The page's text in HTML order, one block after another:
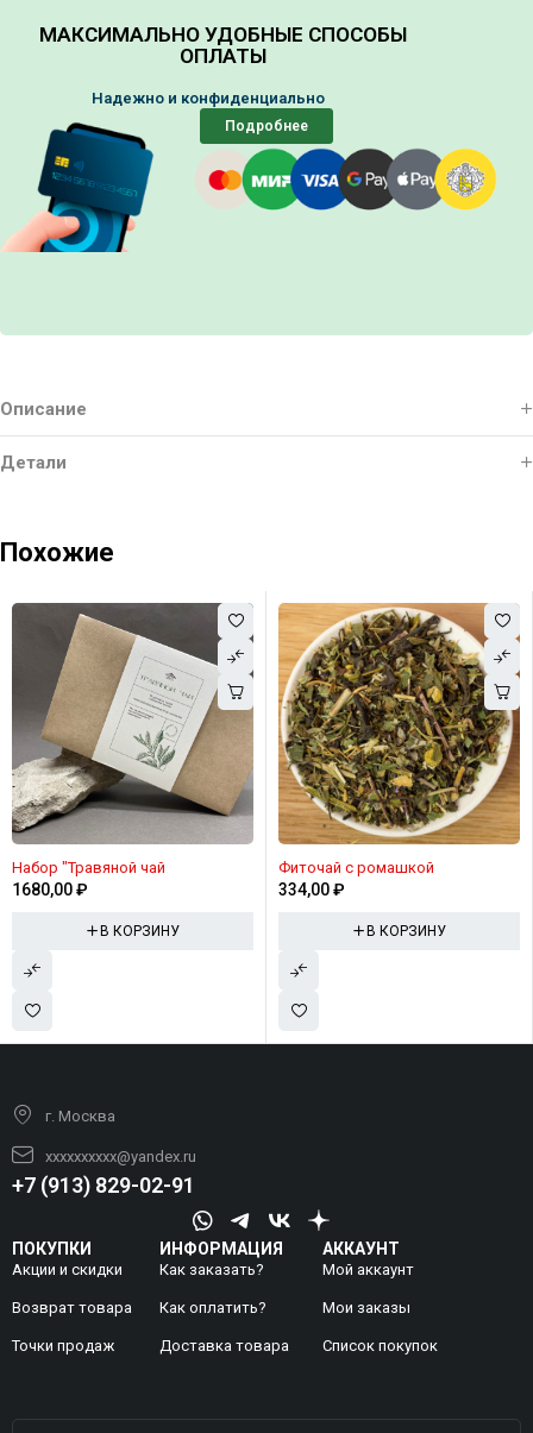
МАКСИМАЛЬНО УДОБНЫЕ СПОСОБЫ
ОПЛАТЫ
Надежно и конфиденциально
Подробнее
Описание
Детали
Похожие
Набор "Травяной чай
1680,00₽
В КОРЗИНУ
Фиточай с ромашкой
334,00₽
В КОРЗИНУ
г. Москва
xxxxxxxxxx@yandex.ru
+7 (913) 829-02-91
ПОКУПКИ
Акции и скидки
Возврат товара
Точки продаж
ИНФОРМАЦИЯ
Как заказать?
Как оплатить?
Доставка товара
АККАУНТ
Мой аккаунт
Mои заказы
Список покупок